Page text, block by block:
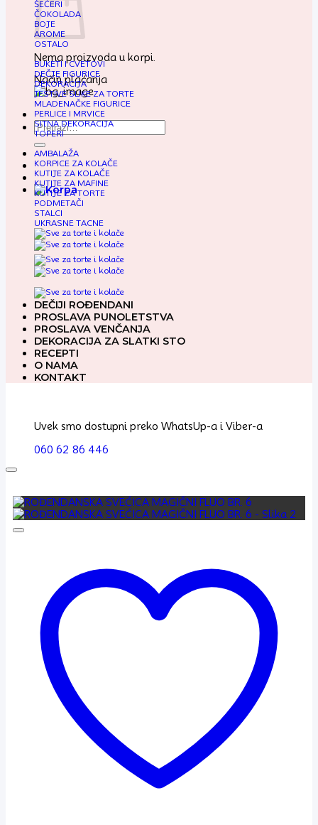
Nema proizvoda u korpi.
Način plaćanja
Pretraga
za:
ŠEĆERI
ČOKOLADA
BOJE
AROME
OSTALO
BUKETI I CVETOVI
DEČJE FIGURICE
DEKORACIJA
JESTIVE SLIKE ZA TORTE
MLADENAČKE FIGURICE
PERLICE I MRVICE
SITNA DEKORACIJA
TOPERI
AMBALAŽA
KORPICE ZA KOLAČE
KUTIJE ZA KOLAČE
KUTIJE ZA MAFINE
KUTIJE ZA TORTE
PODMETAČI
STALCI
UKRASNE TACNE
DEČIJI ROĐENDANI
PROSLAVA PUNOLETSTVA
PROSLAVA VENČANJA
DEKORACIJA ZA SLATKI STO
RECEPTI
O NAMA
KONTAKT
Uvek smo dostupni preko WhatsUp-a i Viber-a
060 62 86 446